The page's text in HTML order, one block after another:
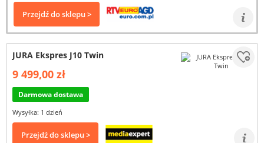
Przejdź do sklepu >
JURA Ekspres J10 Twin
9 499,00 zł
Darmowa dostawa
Wysyłka: 1 dzień
Przejdź do sklepu >